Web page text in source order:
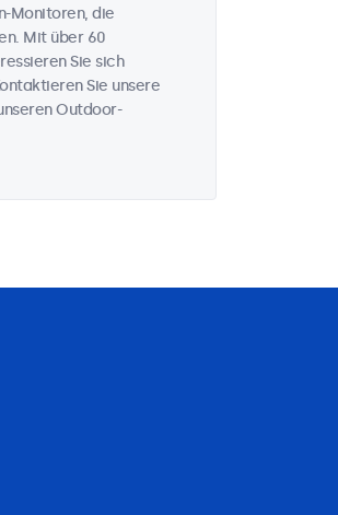
Monitoren, die
Mit über 60
Sie sich
Sie unsere
Outdoor-